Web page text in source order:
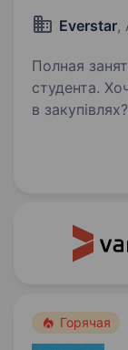
Everstar,
Полная
студента. Хочеш розпочати кар'єру
в
закупівель
Горячая